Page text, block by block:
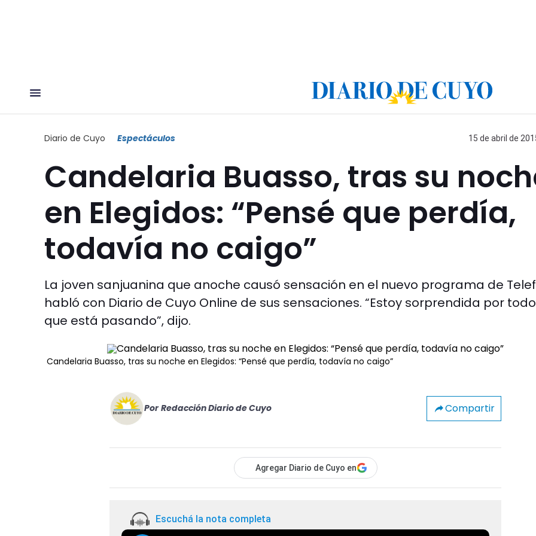
Diario de Cuyo Espectáculos 15 de abril de
Candelaria Buasso, tras su
en Elegidos: “Pensé que perdía,
todavía no caigo”
La joven sanjuanina que anoche causó sensación en el nuevo programa de
habló con Diario de Cuyo Online de sus sensaciones. “Estoy sorprendida por
que está pasando”, dijo.
Candelaria Buasso, tras su noche en Elegidos: “Pensé que perdía, todavía no caigo”
Por Redacción Diario de Cuyo Compartir
Agregar Diario de Cuyo en
Escuchá la nota completa